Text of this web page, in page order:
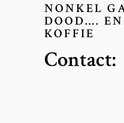
NONKEL
DOOD….
KOFFIE
Contact: